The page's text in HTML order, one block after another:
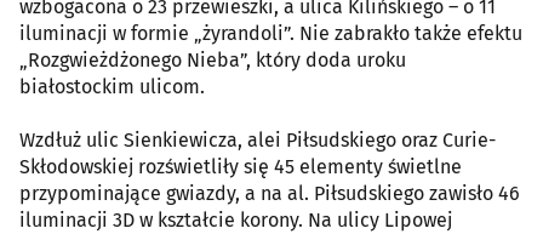
wzbogacona o 23 przewieszki, a ulica Kilińskiego – o 11
iluminacji w formie „żyrandoli”. Nie zabrakło także efektu
„Rozgwieżdżonego Nieba”, który doda uroku
białostockim ulicom.
Wzdłuż ulic Sienkiewicza, alei Piłsudskiego oraz Curie-
Skłodowskiej rozświetliły się 45 elementy świetlne
przypominające gwiazdy, a na al. Piłsudskiego zawisło 46
iluminacji 3D w kształcie korony. Na ulicy Lipowej